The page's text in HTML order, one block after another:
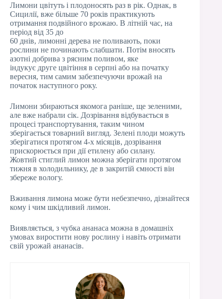
Лимони цвітуть і плодоносять раз в рік. Однак, в
Сицилії, вже більше 70 років практикують
отримання подвійного врожаю. В літній час, на
період від 35 до
60 днів, лимонні дерева не поливають, поки
рослини не починають слабшати. Потім вносять
азотні добрива з рясним поливом, яке
індукує друге цвітіння в серпні або на початку
вересня, тим самим забезпечуючи врожай на
початок наступного року.
Лимони збираються якомога раніше, ще зеленими,
але вже набрали сік. Дозрівання відбувається в
процесі транспортування, таким чином
зберігається товарний вигляд. Зелені плоди можуть
зберігатися протягом 4-х місяців, дозрівання
прискорюється при дії етилену або силану.
Жовтий стиглий лимон можна зберігати протягом
тижня в холодильнику, де в закритій ємності він
збереже вологу.
Вживання лимона може бути небезпечно, дізнайтеся
кому і чим шкідливий лимон.
Виявляється, з чубка ананаса можна в домашніх
умовах виростити нову рослину і навіть отримати
свій урожай ананасів.